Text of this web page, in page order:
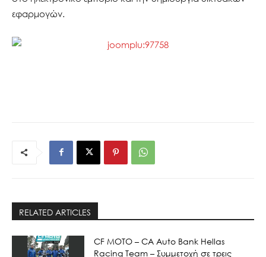
εφαρμογών.
RELATED ARTICLES
CF MOTO – CA Auto Bank Hellas
Racing Team – Συμμετοχή σε τρεις